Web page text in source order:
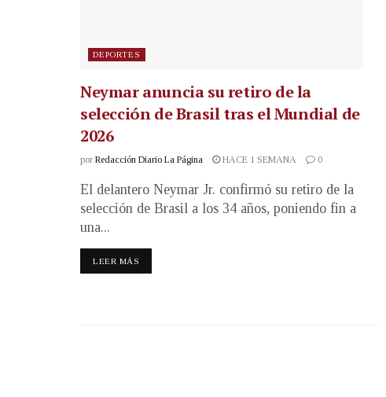
DEPORTES
Neymar anuncia su retiro de la
selección de Brasil tras el Mundial de
2026
por Redacción Diario La Página HACE 1 SEMANA 0
El delantero Neymar Jr. confirmó su retiro de la
selección de Brasil a los 34 años, poniendo fin a
una...
LEER MÁS